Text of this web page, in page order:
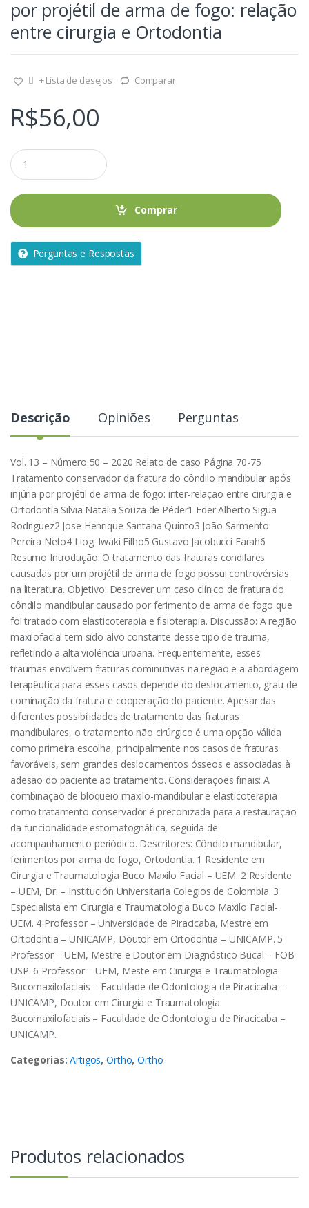
por projétil de arma de fogo: relação
entre cirurgia e Ortodontia
+ Lista de desejos Comparar
R$56,00
Q
u
a
t
i
a
e
Comprar
Perguntas e Respostas
Descrição Opiniões Perguntas
Vol. 13 – Número 50 – 2020 Relato de caso Página 70-75
Tratamento conservador da fratura do côndilo mandibular após
injúria por projétil de arma de fogo: inter-relaçao entre cirurgia e
Ortodontia Silvia Natalia Souza de Péder1 Eder Alberto Sigua
Rodriguez2 Jose Henrique Santana Quinto3 João Sarmento
Pereira Neto4 Liogi Iwaki Filho5 Gustavo Jacobucci Farah6
Resumo Introdução: O tratamento das fraturas condilares
causadas por um projétil de arma de fogo possui controvérsias
na literatura. Objetivo: Descrever um caso clínico de fratura do
côndilo mandibular causado por ferimento de arma de fogo que
foi tratado com elasticoterapia e fisioterapia. Discussão: A região
maxilofacial tem sido alvo constante desse tipo de trauma,
refletindo a alta violência urbana. Frequentemente, esses
traumas envolvem fraturas cominutivas na região e a abordagem
terapêutica para esses casos depende do deslocamento, grau de
cominação da fratura e cooperação do paciente. Apesar das
diferentes possibilidades de tratamento das fraturas
mandibulares, o tratamento não cirúrgico é uma opção válida
como primeira escolha, principalmente nos casos de fraturas
favoráveis, sem grandes deslocamentos ósseos e associadas à
adesão do paciente ao tratamento. Considerações finais: A
combinação de bloqueio maxilo-mandibular e elasticoterapia
como tratamento conservador é preconizada para a restauração
da funcionalidade estomatognática, seguida de
acompanhamento periódico. Descritores: Côndilo mandibular,
ferimentos por arma de fogo, Ortodontia. 1 Residente em
Cirurgia e Traumatologia Buco Maxilo Facial – UEM. 2 Residente
– UEM, Dr. – Institución Universitaria Colegios de Colombia. 3
Especialista em Cirurgia e Traumatologia Buco Maxilo Facial-
UEM. 4 Professor – Universidade de Piracicaba, Mestre em
Ortodontia – UNICAMP, Doutor em Ortodontia – UNICAMP. 5
Professor – UEM, Mestre e Doutor em Diagnóstico Bucal – FOB-
USP. 6 Professor – UEM, Meste em Cirurgia e Traumatologia
Bucomaxilofaciais – Faculdade de Odontologia de Piracicaba –
UNICAMP, Doutor em Cirurgia e Traumatologia
Bucomaxilofaciais – Faculdade de Odontologia de Piracicaba –
UNICAMP.
Categorias:Artigos,Ortho,Ortho
Produtos relacionados